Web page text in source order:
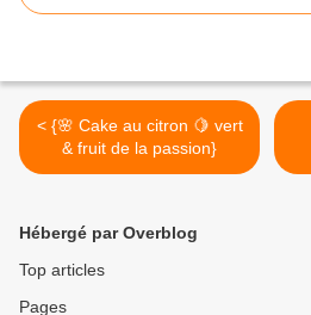
< {🌸 Cake au citron 🍋 vert
& fruit de la passion}
Hébergé par Overblog
Top articles
Pages